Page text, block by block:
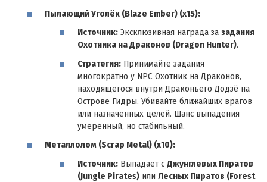
Пылающий Уголёк (Blaze Ember) (x15):
Источник: Эксклюзивная награда за задания
Охотника на Драконов (Dragon Hunter).
Стратегия: Принимайте задания
многократно у NPC Охотник на Драконов,
находящегося внутри Драконьего Додзё на
Острове Гидры. Убивайте ближайших врагов
или назначенных целей. Шанс выпадения
умеренный, но стабильный.
Металлолом (Scrap Metal) (x10):
Источник: Выпадает с Джунглевых Пиратов
(Jungle Pirates) или Лесных Пиратов (Forest